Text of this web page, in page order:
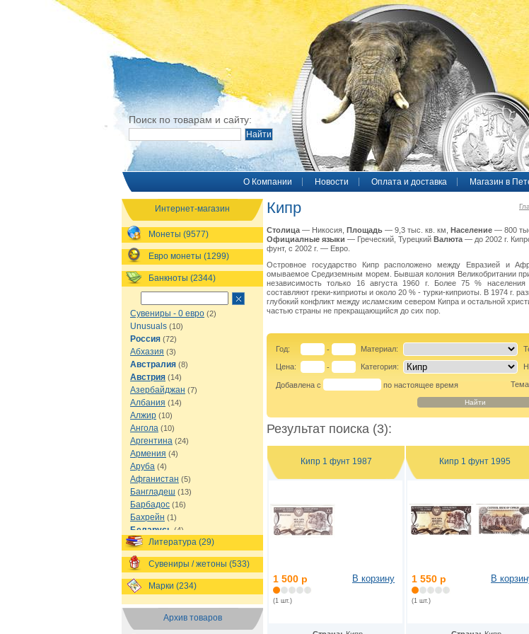
Поиск по товарам и сайту:
O Компании Новости Оплата и доставка Магазин в
Интернет-магазин
Монеты (9577)
Евро монеты (1299)
Банкноты (2344)
Сувениры - 0 евро (2)
Unusuals (10)
Россия (72)
Абхазия (3)
Австралия (8)
Австрия (14)
Азербайджан (7)
Албания (14)
Алжир (10)
Ангола (10)
Аргентина (24)
Армения (4)
Аруба (4)
Афганистан (5)
Бангладеш (13)
Барбадос (16)
Бахрейн (1)
Беларусь (4)
Белиз(8)
Бельгия(16)
Бермуды(1)
Болгария(13)
Боливия(12)
Босния и Герцеговина(7)
Ботсвана(7)
Бразилия(21)
Литература (29)
Сувениры / жетоны (533)
Марки (234)
Архив товаров
Кипр
Столица — Никосия, Площадь — 9,3 тыс. кв. км, Население — 800
Официалные языки — Греческий, Турецкий Валюта — до 2002 г.
фунт, с 2002 г. — Евро.
Островное государство Кипр расположено между Евразией и
омываемое Средиземным морем. Бывшая колония Великобритании
независимость только 16 августа 1960 г. Более 75 % населения
составляют греки-киприоты и около 20 % - турки-киприоты. В 1974 г.
глубокий конфликт между исламским севером Кипра и остальной
частью страны не прекращающийся до сих пор.
Год: - Материал:
Цена: - Категория:
Добавлена с по настоящее время
Результат поиска (3):
Кипр 1 фунт 1987
1 500 р
(1 шт.)
В корзину
Кипр 1 фунт 1995
1 550 р
(1 шт.)
В